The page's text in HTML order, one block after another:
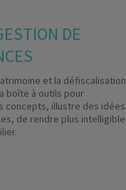
DE
et la défiscalisation
boîte à outils pour
concepts, illustre des idées
de rendre plus intelligible